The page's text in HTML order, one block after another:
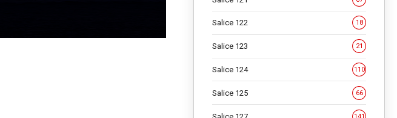
Salice 122 18
Salice 123 21
Salice 124 110
Salice 125 66
141